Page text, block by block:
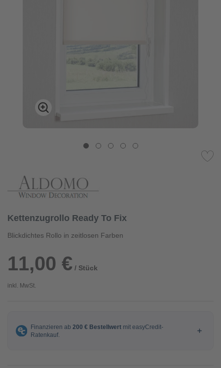
Kettenzugrollo Ready To Fix
Blickdichtes Rollo in zeitlosen Farben
11,00 € / Stück
inkl. MwSt.